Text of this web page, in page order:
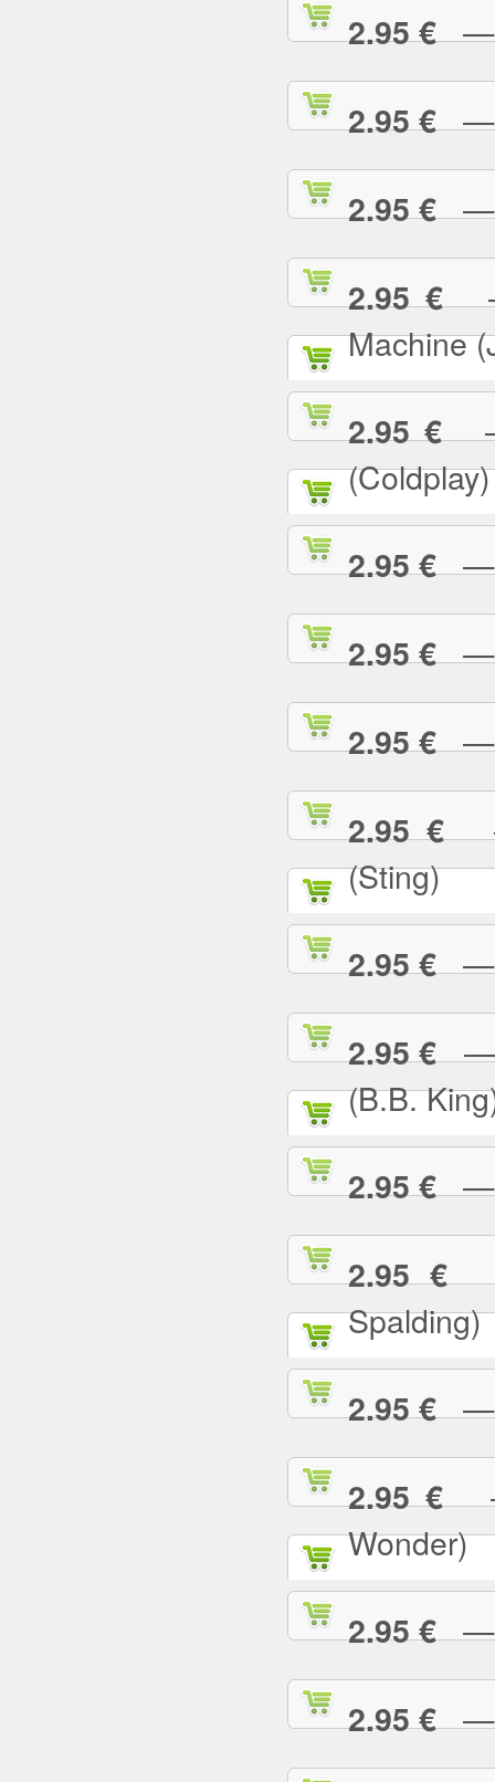
2.95 €—
2.95 €—
2.95 €—
2.95 €—
Machine
2.95 €—
(Coldplay)
2.95 €—
2.95 €—
2.95 €—
2.95 €—
(Sting)
2.95 €— I
2.95 €— I
(B.B.
2.95 €— I
2.95 €—
Spalding)
2.95 €— I
2.95 €—
Wonder)
2.95 €—
2.95 €—